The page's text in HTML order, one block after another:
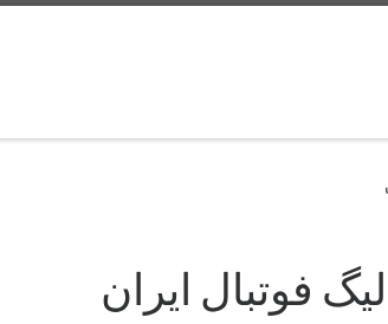
فوتبال ایران